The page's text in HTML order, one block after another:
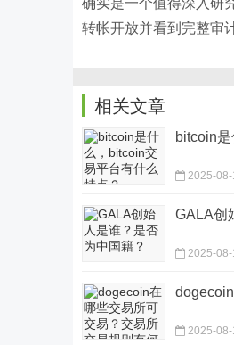
转帐开放并看到完整审
相关文章
bitcoin
2025-08-
‌GALA创
2025-08-
2025-08-